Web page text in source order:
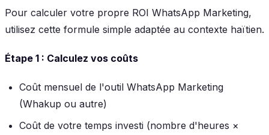
Pour calculer votre propre ROI WhatsApp Marketing,
utilisez cette formule simple adaptée au contexte haïtien.
Étape 1 : Calculez vos coûts
Coût mensuel de l'outil WhatsApp Marketing
(Whakup ou autre)
Coût de votre temps investi (nombre d'heures ×